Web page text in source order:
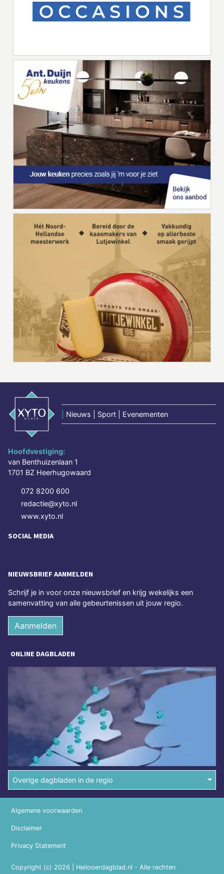
Nieuws | Sport | Evenementen
Hoofdvestiging:
van Benthuizenlaan 1
1701 BZ Heerhugowaard
072 8200 600
redactie@xyto.nl
www.xyto.nl
SOCIAL MEDIA
NIEUWSBRIEF AANMELDEN
Schrijf je in voor onze nieuwsbrief en krijg wekelijks een
samenvatting van alle gebeurtenissen uit jouw regio.
Aanmelden
ONLINE DAGBLADEN
Overige dagbladen in de regio
Copyright (c) 2026 | Heilooerdagblad.nl - Alle rechten
Algemene voorwaarden
Disclaimer
Privacy Statement